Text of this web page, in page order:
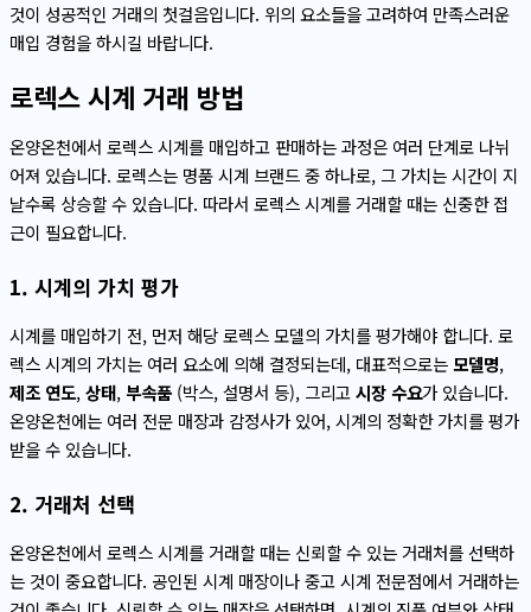
것이 성공적인 거래의 첫걸음입니다. 위의 요소들을 고려하여 만족스러운
매입 경험을 하시길 바랍니다.
로렉스 시계 거래 방법
온양온천에서 로렉스 시계를 매입하고 판매하는 과정은 여러 단계로 나뉘
어져 있습니다. 로렉스는 명품 시계 브랜드 중 하나로, 그 가치는 시간이 지
날수록 상승할 수 있습니다. 따라서 로렉스 시계를 거래할 때는 신중한 접
근이 필요합니다.
1. 시계의 가치 평가
시계를 매입하기 전, 먼저 해당 로렉스 모델의 가치를 평가해야 합니다. 로
렉스 시계의 가치는 여러 요소에 의해 결정되는데, 대표적으로는모델명,
제조 연도,상태,부속품 (박스, 설명서 등), 그리고시장 수요가 있습니다.
온양온천에는 여러 전문 매장과 감정사가 있어, 시계의 정확한 가치를 평가
받을 수 있습니다.
2. 거래처 선택
온양온천에서 로렉스 시계를 거래할 때는 신뢰할 수 있는 거래처를 선택하
는 것이 중요합니다. 공인된 시계 매장이나 중고 시계 전문점에서 거래하는